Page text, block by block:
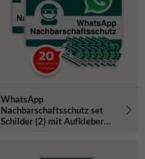
WhatsApp
Nachbarschaftsschutz set
Schilder (2) mit Aufkleber